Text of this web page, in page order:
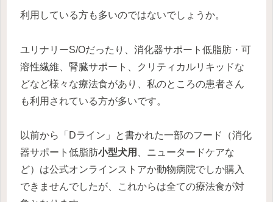
利用している方も多いのではないでしょうか。
ユリナリーS/Oだったり、消化器サポート低脂肪・可
溶性繊維、腎臓サポート、クリティカルリキッドな
どなど様々な療法食があり、私のところの患者さん
も利用されている方が多いです。
以前から「Dライン」と書かれた一部のフード（消化
器サポート低脂肪小型犬用 、ニュータードケアな
ど）は公式オンラインストアか動物病院でしか購入
できませんでしたが、これからは全ての療法食が対